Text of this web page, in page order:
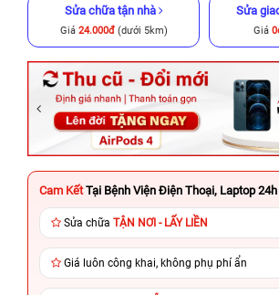
Sửa chữa tận nhà
Giá 24.000đ(dưới 5km)
Sửa
Giá
Cam Kết Tại Bệnh Viện Điện Thoại, Laptop 24h
Sửa chữa TẬN NƠI - LẤY LIỀN
Giá luôn công khai, không phụ phí ẩn